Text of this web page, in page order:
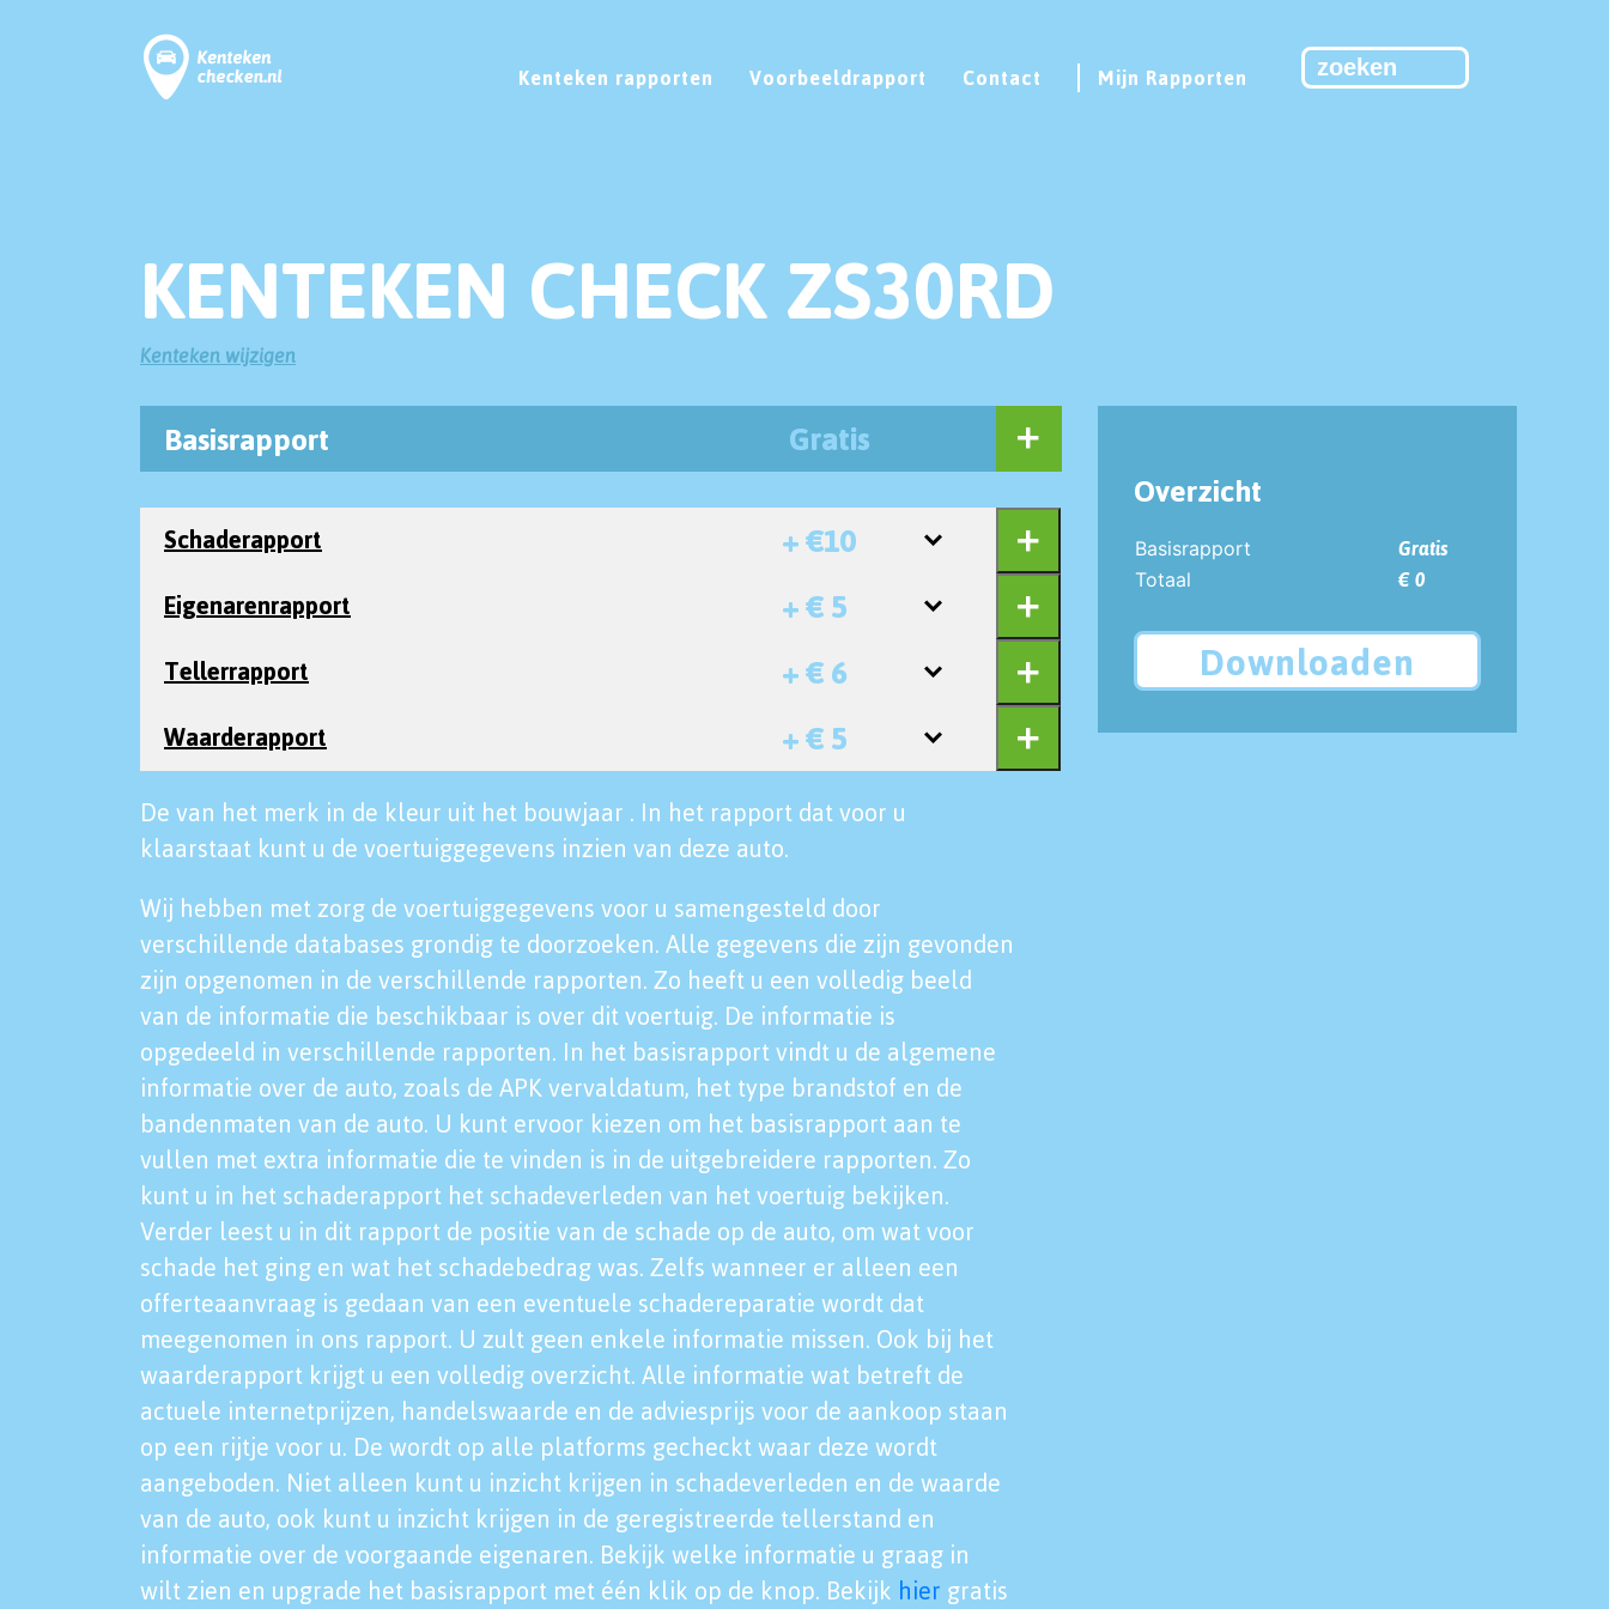
Kenteken rapporten Voorbeeldrapport Contact Mijn Rapporten
KENTEKEN CHECK ZS30RD
Kenteken wijzigen
Basisrapport Gratis
Schaderapport + €10
Eigenarenrapport + € 5
Tellerrapport + € 6
Waarderapport + € 5
De van het merk in de kleur uit het bouwjaar . In het rapport dat voor u
klaarstaat kunt u de voertuiggegevens inzien van deze auto.
Wij hebben met zorg de voertuiggegevens voor u samengesteld door
verschillende databases grondig te doorzoeken. Alle gegevens die zijn gevonden
zijn opgenomen in de verschillende rapporten. Zo heeft u een volledig beeld
van de informatie die beschikbaar is over dit voertuig. De informatie is
opgedeeld in verschillende rapporten. In het basisrapport vindt u de algemene
informatie over de auto, zoals de APK vervaldatum, het type brandstof en de
bandenmaten van de auto. U kunt ervoor kiezen om het basisrapport aan te
vullen met extra informatie die te vinden is in de uitgebreidere rapporten. Zo
kunt u in het schaderapport het schadeverleden van het voertuig bekijken.
Verder leest u in dit rapport de positie van de schade op de auto, om wat voor
schade het ging en wat het schadebedrag was. Zelfs wanneer er alleen een
offerteaanvraag is gedaan van een eventuele schadereparatie wordt dat
meegenomen in ons rapport. U zult geen enkele informatie missen. Ook bij het
waarderapport krijgt u een volledig overzicht. Alle informatie wat betreft de
actuele internetprijzen, handelswaarde en de adviesprijs voor de aankoop staan
op een rijtje voor u. De wordt op alle platforms gecheckt waar deze wordt
aangeboden. Niet alleen kunt u inzicht krijgen in schadeverleden en de waarde
van de auto, ook kunt u inzicht krijgen in de geregistreerde tellerstand en
informatie over de voorgaande eigenaren. Bekijk welke informatie u graag in
wilt zien en upgrade het basisrapport met één klik op de knop. Bekijk hier gratis
Overzicht
Basisrapport
Gratis
Totaal
€ 0
Downloaden